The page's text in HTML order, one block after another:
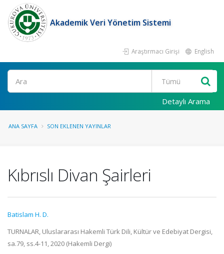
Akademik Veri Yönetim Sistemi
Araştırmacı Girişi English
Ara
Detaylı Arama
ANA SAYFA SON EKLENEN YAYINLAR
Kıbrıslı Divan Şairleri
Batislam H. D.
TURNALAR, Uluslararası Hakemli Türk Dili, Kültür ve Edebiyat Dergisi,
sa.79, ss.4-11, 2020 (Hakemli Dergi)